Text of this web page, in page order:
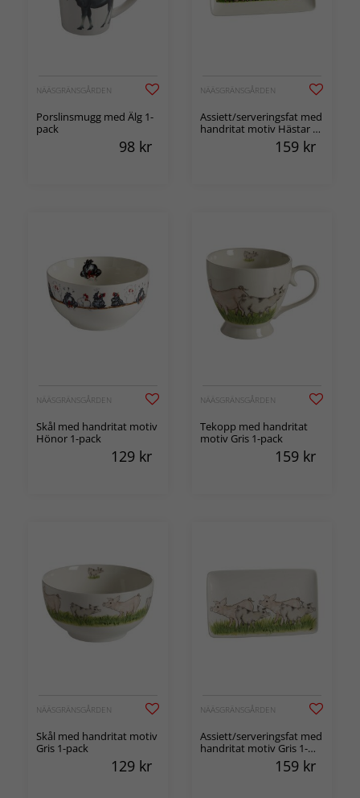
NÄÄSGRÄNSGÅRDEN
Porslinsmugg med Älg 1-
pack
98 kr
NÄÄSGRÄNSGÅRDEN
Assiett/serveringsfat med
handritat motiv Hästar 1-
159 kr
NÄÄSGRÄNSGÅRDEN
Skål med handritat motiv
Hönor 1-pack
129 kr
NÄÄSGRÄNSGÅRDEN
Tekopp med handritat
motiv Gris 1-pack
159 kr
NÄÄSGRÄNSGÅRDEN
Skål med handritat motiv
Gris 1-pack
129 kr
NÄÄSGRÄNSGÅRDEN
Assiett/serveringsfat med
handritat motiv Gris 1-
159 kr